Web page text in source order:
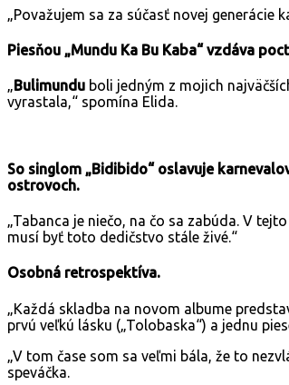
„Považujem sa za súčasť novej
Piesňou „Mundu Ka Bu Kaba“ vzdáva
„ Bulimundu boli jedným z mojich
vyrastala,“ spomína Elida.
So singlom „Bidibido“ oslavuje
ostrovoch.
„Tabanca je niečo, na čo sa zabúda. V
musí byť toto dedičstvo stále živé.“
Osobná retrospektíva.
„Každá skladba na novom albume
prvú veľkú lásku („Tolobaska“) a jednu
„V tom čase som sa veľmi bála, že to
speváčka.